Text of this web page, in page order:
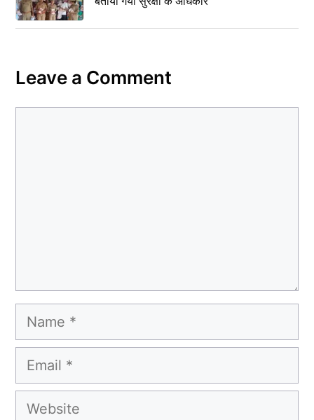
Leave a Comment
Name
Email
Website